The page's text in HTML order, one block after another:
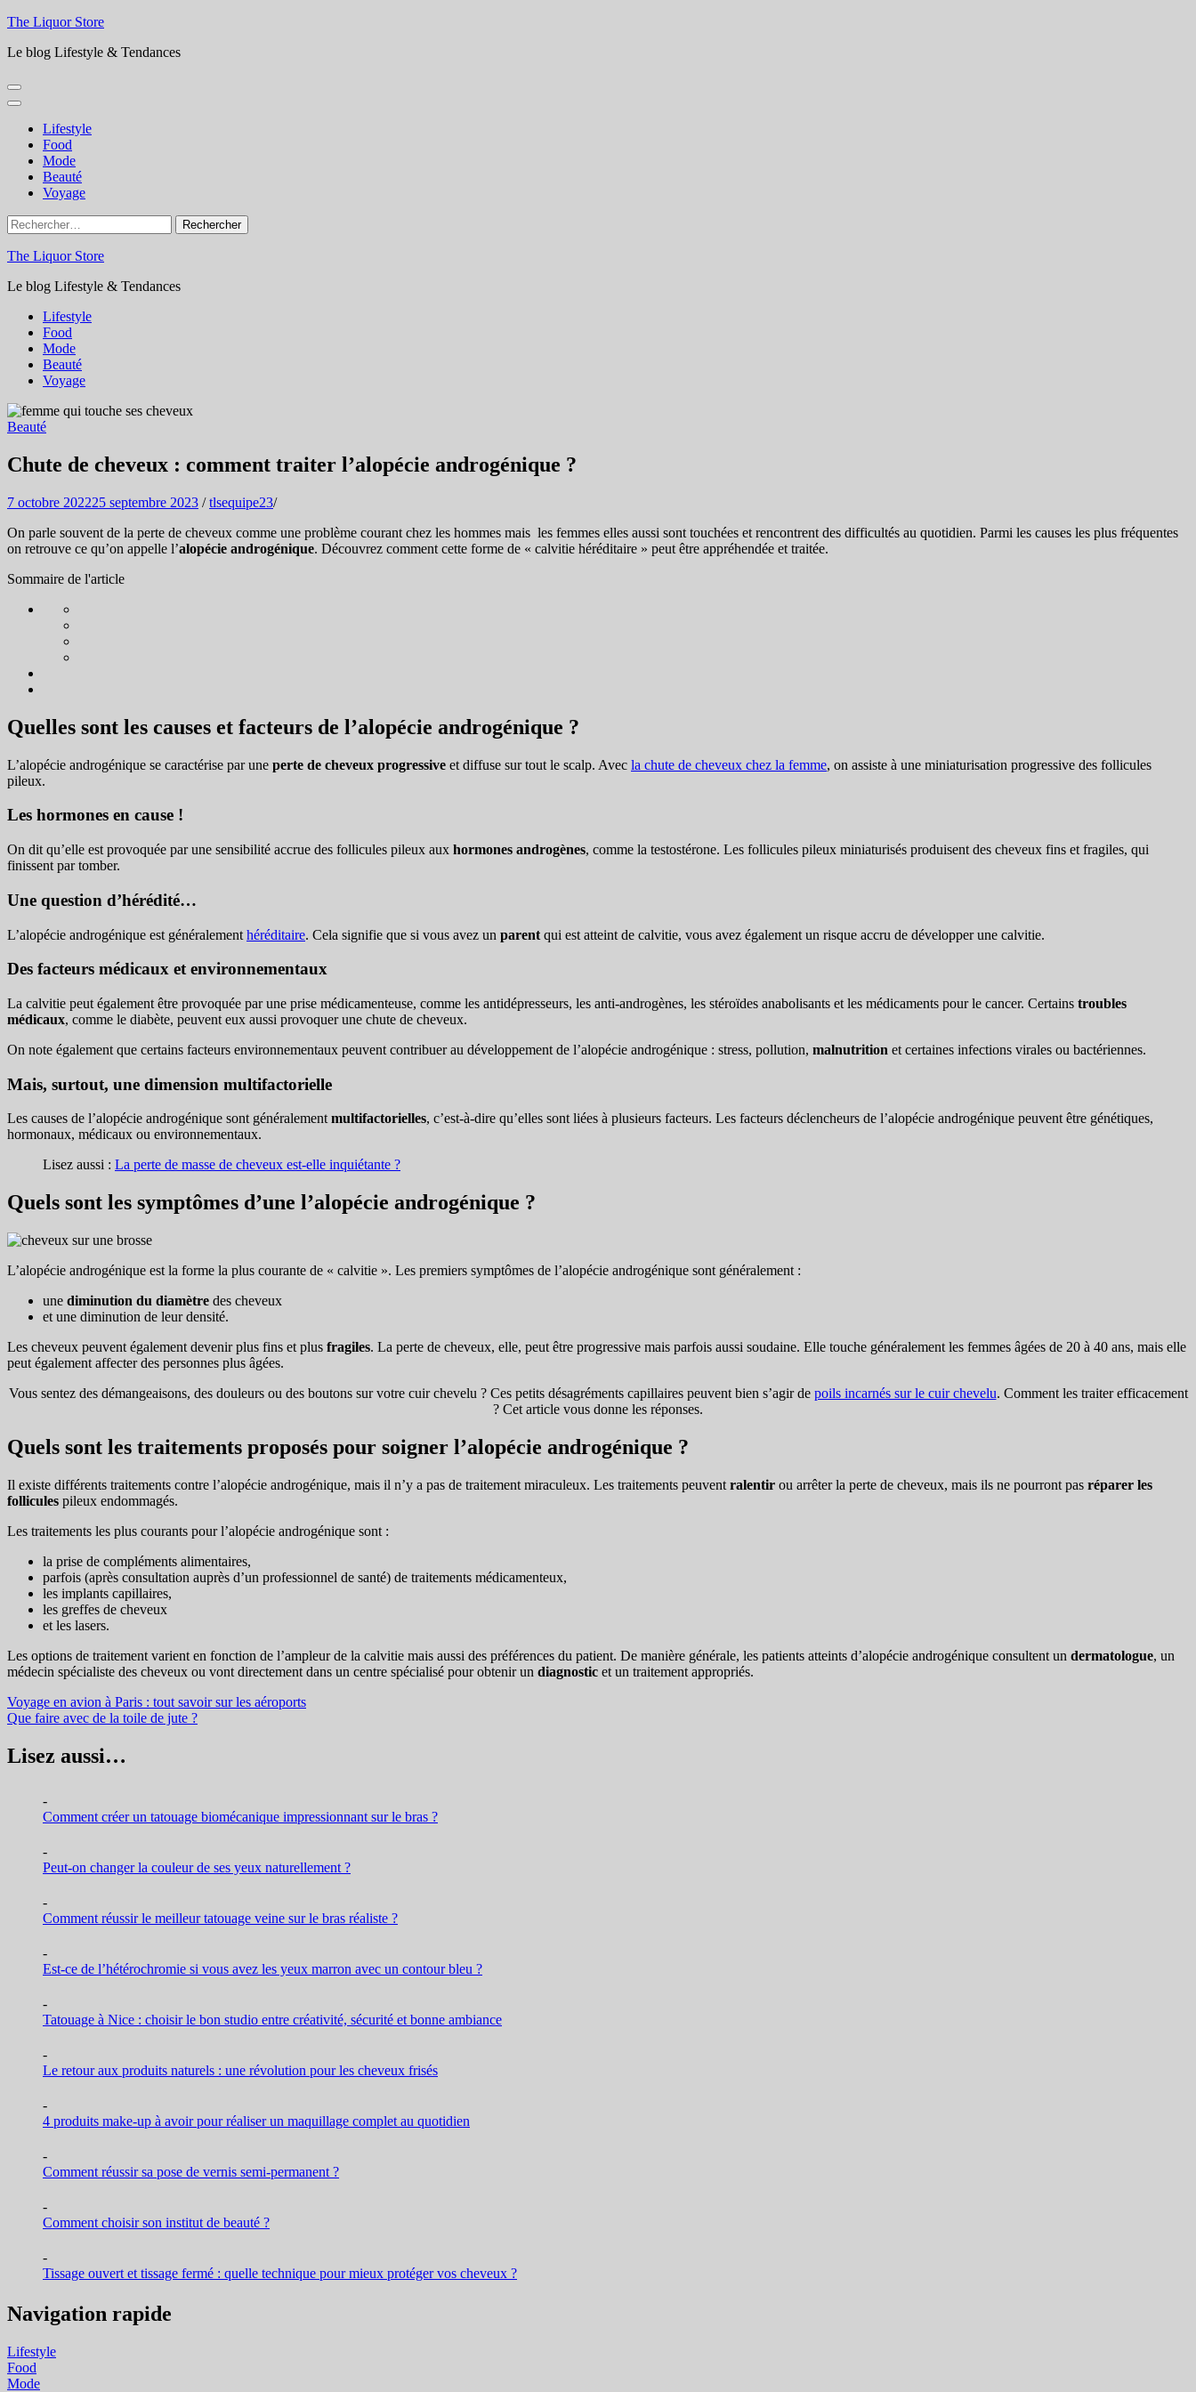
Aller
contenu
Entrée)
The Liquor Store
Le blog Lifestyle & Tendances
Lifestyle
Food
Mode
Beauté
Voyage
Rechercher :
The Liquor Store
Le blog Lifestyle & Tendances
Lifestyle
Food
Mode
Beauté
Voyage
Beauté
Chute de cheveux : comment traiter l’alopécie androgénique ?
7 octobre 202225 septembre 2023 /tlsequipe23/
On parle souvent de la perte de cheveux comme une problème courant chez les hommes mais les femmes elles aussi sont touchées et rencontrent des difficultés au quotidien. Parmi les causes les plus fréquentes
on retrouve ce qu’on appelle l’alopécie androgénique. Découvrez comment cette forme de « calvitie héréditaire » peut être appréhendée et traitée.
Sommaire de l'article
Quelles sont les causes et facteurs de l’alopécie androgénique ?
L’alopécie androgénique se caractérise par une perte de cheveux progressive et diffuse sur tout le scalp. Avec la chute de cheveux chez la femme, on assiste à une miniaturisation progressive des follicules
pileux.
Les hormones en cause !
On dit qu’elle est provoquée par une sensibilité accrue des follicules pileux aux hormones androgènes, comme la testostérone. Les follicules pileux miniaturisés produisent des cheveux fins et fragiles, qui
finissent par tomber.
Une question d’hérédité…
L’alopécie androgénique est généralement héréditaire. Cela signifie que si vous avez un parent qui est atteint de calvitie, vous avez également un risque accru de développer une calvitie.
Des facteurs médicaux et environnementaux
La calvitie peut également être provoquée par une prise médicamenteuse, comme les antidépresseurs, les anti-androgènes, les stéroïdes anabolisants et les médicaments pour le cancer. Certains troubles
médicaux, comme le diabète, peuvent eux aussi provoquer une chute de cheveux.
On note également que certains facteurs environnementaux peuvent contribuer au développement de l’alopécie androgénique : stress, pollution, malnutrition et certaines infections virales ou bactériennes.
Mais, surtout, une dimension multifactorielle
Les causes de l’alopécie androgénique sont généralement multifactorielles, c’est-à-dire qu’elles sont liées à plusieurs facteurs. Les facteurs déclencheurs de l’alopécie androgénique peuvent être génétiques,
hormonaux, médicaux ou environnementaux.
Lisez aussi : La perte de masse de cheveux est-elle inquiétante ?
Quels sont les symptômes d’une l’alopécie androgénique ?
L’alopécie androgénique est la forme la plus courante de « calvitie ». Les premiers symptômes de l’alopécie androgénique sont généralement :
une diminution du diamètre des cheveux
et une diminution de leur densité.
Les cheveux peuvent également devenir plus fins et plus fragiles. La perte de cheveux, elle, peut être progressive mais parfois aussi soudaine. Elle touche généralement les femmes âgées de 20 à 40 ans, mais elle
peut également affecter des personnes plus âgées.
Vous sentez des démangeaisons, des douleurs ou des boutons sur votre cuir chevelu ? Ces petits désagréments capillaires peuvent bien s’agir de poils incarnés sur le cuir chevelu. Comment les traiter efficacement
? Cet article vous donne les réponses.
Quels sont les traitements proposés pour soigner l’alopécie androgénique ?
Il existe différents traitements contre l’alopécie androgénique, mais il n’y a pas de traitement miraculeux. Les traitements peuvent ralentir ou arrêter la perte de cheveux, mais ils ne pourront pas réparer les
follicules pileux endommagés.
Les traitements les plus courants pour l’alopécie androgénique sont :
la prise de compléments alimentaires,
parfois (après consultation auprès d’un professionnel de santé) de traitements médicamenteux,
les implants capillaires,
les greffes de cheveux
et les lasers.
Les options de traitement varient en fonction de l’ampleur de la calvitie mais aussi des préférences du patient. De manière générale, les patients atteints d’alopécie androgénique consultent un dermatologue, un
médecin spécialiste des cheveux ou vont directement dans un centre spécialisé pour obtenir un diagnostic et un traitement appropriés.
Navigation
de
l’article
Voyage en avion à Paris : tout savoir sur les aéroports
Que faire avec de la toile de jute ?
Lisez aussi…
-
Comment créer un tatouage biomécanique impressionnant sur le bras ?
-
Peut-on changer la couleur de ses yeux naturellement ?
-
Comment réussir le meilleur tatouage veine sur le bras réaliste ?
-
Est-ce de l’hétérochromie si vous avez les yeux marron avec un contour bleu ?
-
Tatouage à Nice : choisir le bon studio entre créativité, sécurité et bonne ambiance
-
Le retour aux produits naturels : une révolution pour les cheveux frisés
-
4 produits make-up à avoir pour réaliser un maquillage complet au quotidien
-
Comment réussir sa pose de vernis semi-permanent ?
-
Comment choisir son institut de beauté ?
-
Tissage ouvert et tissage fermé : quelle technique pour mieux protéger vos cheveux ?
Navigation rapide
Lifestyle
Food
Mode